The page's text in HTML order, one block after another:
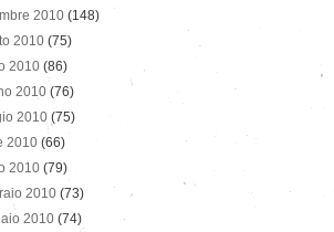
2010 (148)
2010 (75)
2010 (86)
2010 (76)
2010 (75)
2010 (66)
2010 (79)
2010 (73)
2010 (74)